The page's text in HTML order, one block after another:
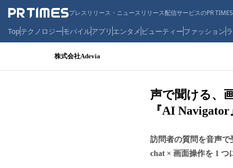
プレスリリース・ニュースリリース配信サービスのPR TIMES
Topテクノロジーモバイルアプリ エンタメ ビューティーファッション
株式会社Adevia
声で聞ける、
『AI
訪問者の質問を音声で
chat × 画面操作を 1 つ